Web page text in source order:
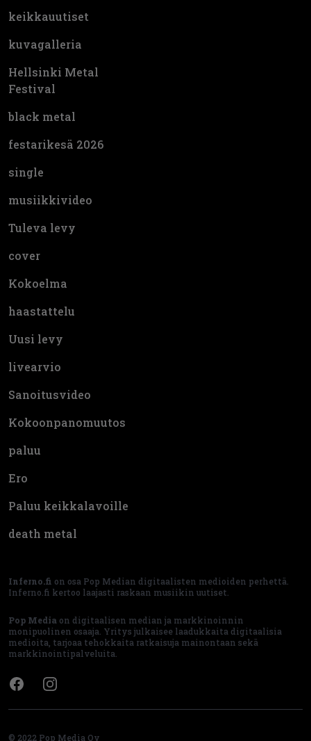
keikkauutiset
kuvagalleria
Hellsinki Metal
Festival
black metal
festarikesä 2026
single
musiikkivideo
Tuleva levy
cover
Kokoelma
haastattelu
Uusi levy
livearvio
Sanoitusvideo
Kokoonpanomuutos
paluu
Ero
Paluu keikkalavoille
death metal
Inferno.fi on osa Pop Median digitaalisten medioiden perhettä.
Inferno.fi kertoo laajasti raskaan musiikin uutiset.
Pop Media on digitaalisen median ja markkinoinnin
monipuolinen osaaja. Yritys julkaisee laadukkaita digitaalisia
medioita, tarjoaa tehokkaita ratkaisuja mainontaan sekä
markkinointipalveluita.
FacebookInstagram
© 2022 Pop Media Oy